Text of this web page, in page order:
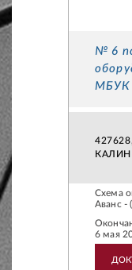
№ 6
МБУК
Схема
Аванс -
6 мая